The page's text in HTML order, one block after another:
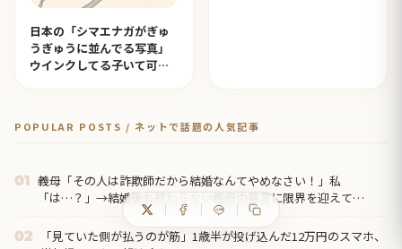
日本の「シマエナガがぎゅ
うぎゅうに並んでる写真」
ウインクしてる子いて可愛
POPULAR POSTS / ネットで話題の人気記事
01 義母「その人は詐欺師だから結婚なんてやめなさい！」私
「は…？」→結婚後も終わらない義母の暴言に限界を迎えて…
02
「見ていた側が払うのが筋」1歳半が投げ込んだ12万円のスマホ、